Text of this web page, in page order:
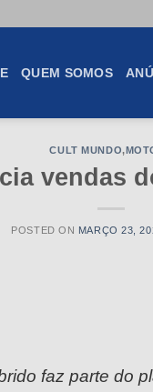
QUEM SOMOS
CULT MUNDO,
vendas
POSTED ON MARÇO 23,
faz parte do